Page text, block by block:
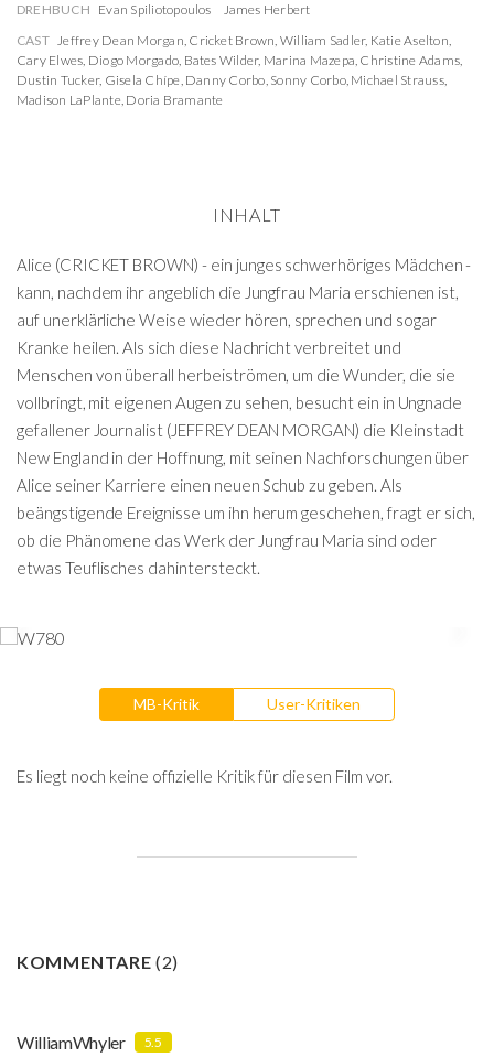
DREHBUCH Evan Spiliotopoulos
James Herbert
CAST Jeffrey Dean Morgan, Cricket Brown, William Sadler, Katie Aselton,
Cary Elwes, Diogo Morgado, Bates Wilder, Marina Mazepa, Christine Adams,
Dustin Tucker, Gisela Chípe, Danny Corbo, Sonny Corbo, Michael Strauss,
Madison LaPlante, Doria Bramante
INHALT
Alice (CRICKET BROWN) - ein junges schwerhöriges Mädchen -
kann, nachdem ihr angeblich die Jungfrau Maria erschienen ist,
auf unerklärliche Weise wieder hören, sprechen und sogar
Kranke heilen. Als sich diese Nachricht verbreitet und
Menschen von überall herbeiströmen, um die Wunder, die sie
vollbringt, mit eigenen Augen zu sehen, besucht ein in Ungnade
gefallener Journalist (JEFFREY DEAN MORGAN) die Kleinstadt
New England in der Hoffnung, mit seinen Nachforschungen über
Alice seiner Karriere einen neuen Schub zu geben. Als
beängstigende Ereignisse um ihn herum geschehen, fragt er sich,
ob die Phänomene das Werk der Jungfrau Maria sind oder
etwas Teuflisches dahintersteckt.
MB-Kritik User-Kritiken
Es liegt noch keine offizielle Kritik für diesen Film vor.
KOMMENTARE(2)
WilliamWhyler 5.5